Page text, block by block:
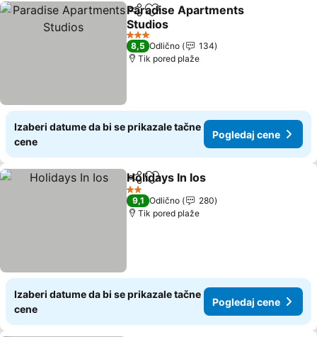
Deli Dodati u favorite
Paradise Apartments
Studios
Pogledaj cene
3 Zvezdice
8,5 Odlično
134
Tik pored plaže
Izaberi datume da bi se prikazale tačne
cene
Pogledaj cene
Deli Dodati u favorite
Holidays In Ios
2 Zvezdice
9,1 Odlično
280
Tik pored plaže
Izaberi datume da bi se prikazale tačne
cene
Pogledaj cene